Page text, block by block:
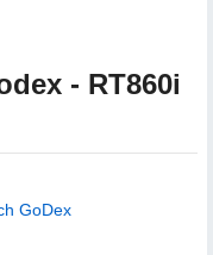
- RT860i
GoDex